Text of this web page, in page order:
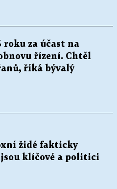
roku za účast na
řízení. Chtěl
říká bývalý
židé fakticky
klíčové a politici